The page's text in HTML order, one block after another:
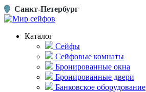
Санкт-Петербург
Каталог
Сейфы
Сейфовые комнаты
Бронированные окна
Бронированные двери
Банковское оборудование